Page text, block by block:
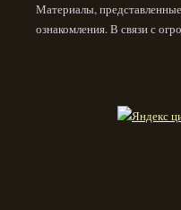
Материалы,
ознакомления. В связи с